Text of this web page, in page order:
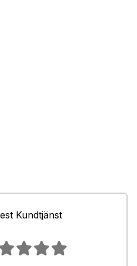
Kundtjänst